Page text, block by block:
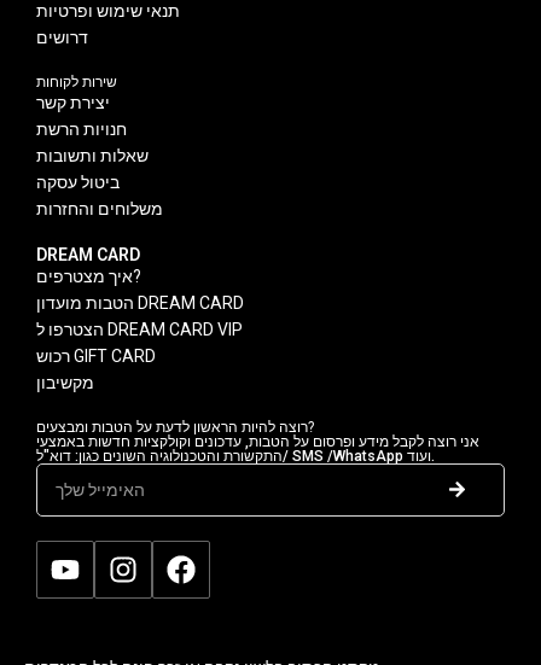
תנאי שימוש ופרטיות
דרושים
שירות לקוחות
יצירת קשר
חנויות הרשת
שאלות ותשובות
ביטול עסקה
משלוחים והחזרות
DREAM CARD
איך מצטרפים?
הטבות מועדון DREAM CARD
הצטרפו ל DREAM CARD VIP
רכוש GIFT CARD
מקשיבון
רוצה להיות הראשון לדעת על הטבות ומבצעים?
אני רוצה לקבל מידע ופרסום על הטבות, עדכונים וקולקציות חדשות באמצעי
התקשורת והטכנולוגיה השונים כגון: דוא"ל/ SMS /WhatsApp ועוד.